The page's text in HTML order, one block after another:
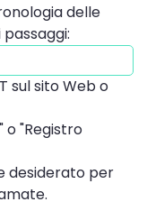
delle
sul sito Web o
o "Registro
desiderato per